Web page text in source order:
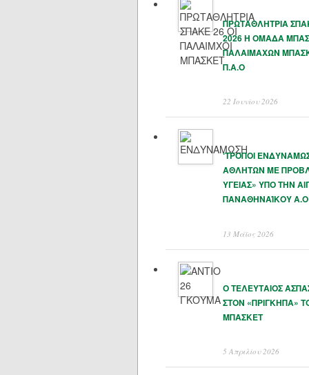
ΠΡΩΤΑΘΛΗΤΡΙΑ
2026 Η ΟΜΑΔΑ
ΠΑΛΑΙΜΑΧΩΝ
Π.Α.Ο
22 Ιουνίου 2026
‘ΤΡΟΠΟΙ
ΑΘΛΗΤΩΝ ΜΕ
ΥΓΕΙΑΣ» ΥΠΟ ΤΗΝ
ΠΑΝΑΘΗΝΑΊΚΟΥ Α.Ο
13 Μάϊος 2026
Ο ΤΕΛΕΥΤΑΙΟΣ
ΣΤΟΝ «ΠΡΙΓΚΗΠΑ»
ΜΠΑΣΚΕΤ
5 Απριλίου 2026